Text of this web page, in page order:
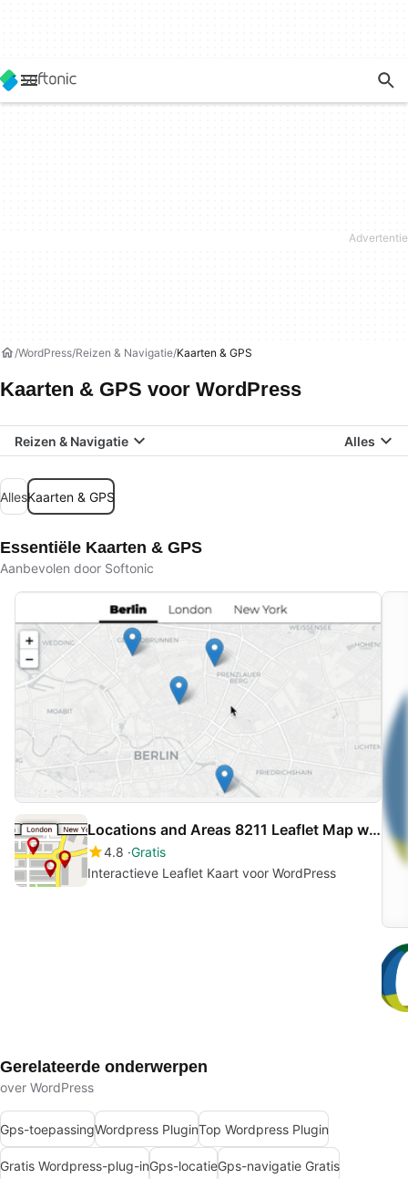
WordPress Reizen & Navigatie Kaarten & GPS
Kaarten & GPS voor WordPress
Reizen & Navigatie Alles
AllesKaarten & GPS
Essentiële Kaarten & GPS
Aanbevolen door Softonic
Locations and Areas 8211 Leaflet Map with Region Tabs
4.8 Gratis
Interactieve Leaflet Kaart voor WordPress
Gerelateerde onderwerpen
over WordPress
Gps-toepassingWordpress PluginTop Wordpress Plugin
Gratis Wordpress-plug-inGps-locatieGps-navigatie Gratis